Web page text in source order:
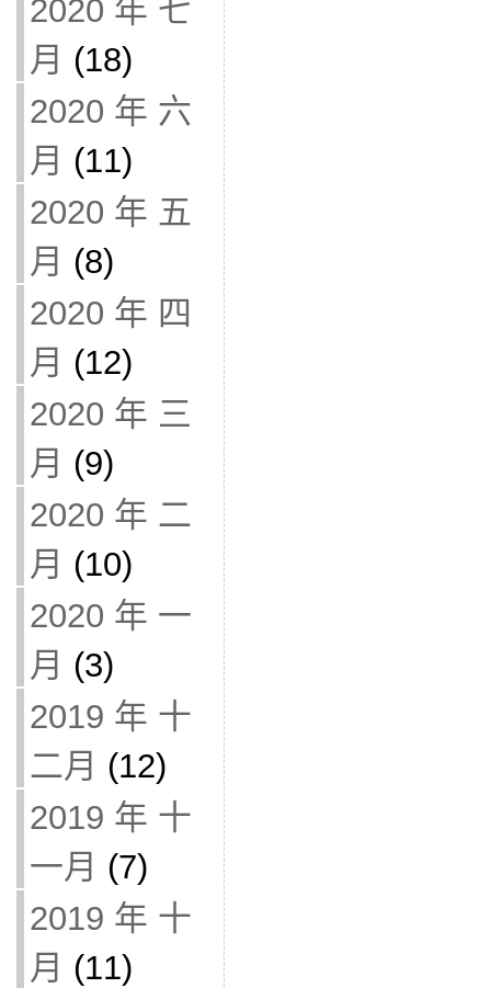
2020 年 七
月 (18)
2020 年 六
月 (11)
2020 年 五
月 (8)
2020 年 四
月 (12)
2020 年 三
月 (9)
2020 年 二
月 (10)
2020 年 一
月 (3)
2019 年 十
二月 (12)
2019 年 十
一月 (7)
2019 年 十
月 (11)